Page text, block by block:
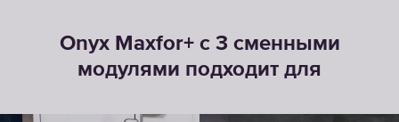
Onyx Maxfor+ с 3 сменными
модулями подходит для